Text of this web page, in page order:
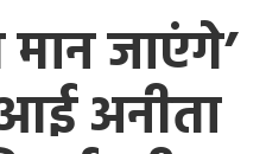
जाएंगे’
अनीता